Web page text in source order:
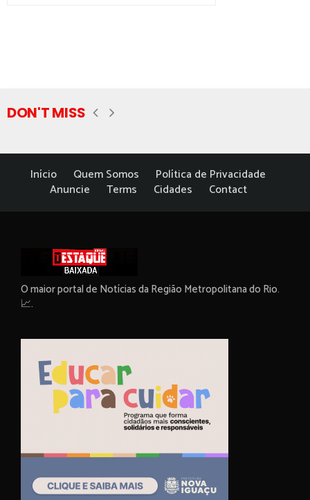
DON'T MISS
Início Quem Somos
Política de Privacidade
Anuncie
Terms Cidades Contact
O maior portal de Notícias da Região Metropolitana do Rio.
📈.